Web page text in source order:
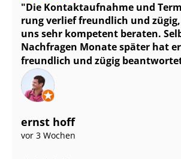
Die Kontaktaufnahme und
rung verlief freundlich und
uns sehr kompetent beraten.
Nachfragen Monate später hat
freundlich und zügig
ernst hoff
vor 3 Wochen